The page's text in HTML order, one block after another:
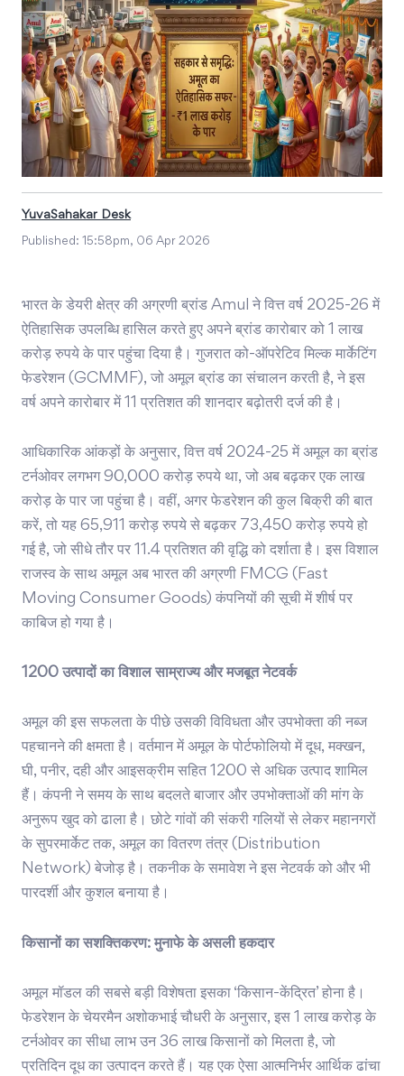
YuvaSahakar Desk
Published: 15:58pm, 06 Apr 2026
भारत के डेयरी क्षेत्र की अग्रणी ब्रांड Amul ने वित्त वर्ष 2025-26 में
ऐतिहासिक उपलब्धि हासिल करते हुए अपने ब्रांड कारोबार को 1 लाख
करोड़ रुपये के पार पहुंचा दिया है। गुजरात को-ऑपरेटिव मिल्क मार्केटिंग
फेडरेशन (GCMMF), जो अमूल ब्रांड का संचालन करती है, ने इस
वर्ष अपने कारोबार में 11 प्रतिशत की शानदार बढ़ोतरी दर्ज की है।
आधिकारिक आंकड़ों के अनुसार, वित्त वर्ष 2024-25 में अमूल का ब्रांड
टर्नओवर लगभग 90,000 करोड़ रुपये था, जो अब बढ़कर एक लाख
करोड़ के पार जा पहुंचा है। वहीं, अगर फेडरेशन की कुल बिक्री की बात
करें, तो यह 65,911 करोड़ रुपये से बढ़कर 73,450 करोड़ रुपये हो
गई है, जो सीधे तौर पर 11.4 प्रतिशत की वृद्धि को दर्शाता है। इस विशाल
राजस्व के साथ अमूल अब भारत की अग्रणी FMCG (Fast
Moving Consumer Goods) कंपनियों की सूची में शीर्ष पर
काबिज हो गया है।
1200 उत्पादों का विशाल साम्राज्य और मजबूत नेटवर्क
अमूल की इस सफलता के पीछे उसकी विविधता और उपभोक्ता की नब्ज
पहचानने की क्षमता है। वर्तमान में अमूल के पोर्टफोलियो में दूध, मक्खन,
घी, पनीर, दही और आइसक्रीम सहित 1200 से अधिक उत्पाद शामिल
हैं। कंपनी ने समय के साथ बदलते बाजार और उपभोक्ताओं की मांग के
अनुरूप खुद को ढाला है। छोटे गांवों की संकरी गलियों से लेकर महानगरों
के सुपरमार्केट तक, अमूल का वितरण तंत्र (Distribution
Network) बेजोड़ है। तकनीक के समावेश ने इस नेटवर्क को और भी
पारदर्शी और कुशल बनाया है।
किसानों का सशक्तिकरण: मुनाफे के असली हकदार
अमूल मॉडल की सबसे बड़ी विशेषता इसका ‘किसान-केंद्रित’ होना है।
फेडरेशन के चेयरमैन अशोकभाई चौधरी के अनुसार, इस 1 लाख करोड़ के
टर्नओवर का सीधा लाभ उन 36 लाख किसानों को मिलता है, जो
प्रतिदिन दूध का उत्पादन करते हैं। यह एक ऐसा आत्मनिर्भर आर्थिक ढांचा